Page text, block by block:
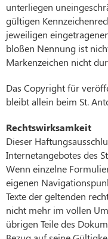
unterliegen
gültigen
jeweiligen
bloßen Nennung ist
Markenzeichen nicht
Das Copyright für
bleibt allein beim St.
Rechtswirksamkeit
Dieser
Internetangebotes des
Wenn einzelne
eigenen
Texte der geltenden
nicht mehr im vollen
übrigen Teile des